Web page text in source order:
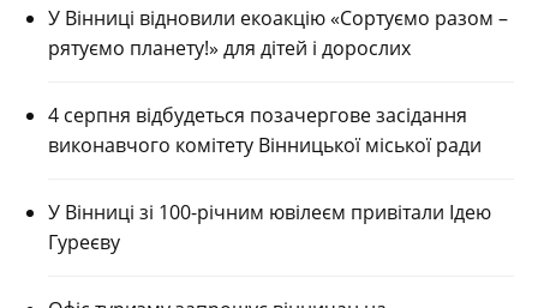
У Вінниці відновили екоакцію «Сортуємо разом –
рятуємо планету!» для дітей і дорослих
4 серпня відбудеться позачергове засідання
виконавчого комітету Вінницької міської ради
У Вінниці зі 100-річним ювілеєм привітали Ідею
Гуреєву